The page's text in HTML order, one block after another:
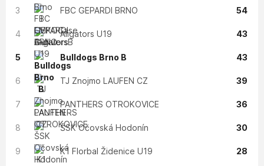
3 FBC GEPARDI BRNO 54
4 Aligators U19 43
5 Bulldogs Brno B 43
6 TJ Znojmo LAUFEN CZ 39
7 PANTHERS OTROKOVICE 36
8 ŠSK Očovská Hodonín 30
9 K1 Florbal Židenice U19 28